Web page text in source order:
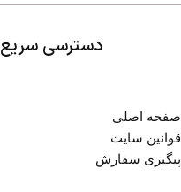
دسترسی سریع
صفحه اصلی
قوانین سایت
پیگیری سفارش